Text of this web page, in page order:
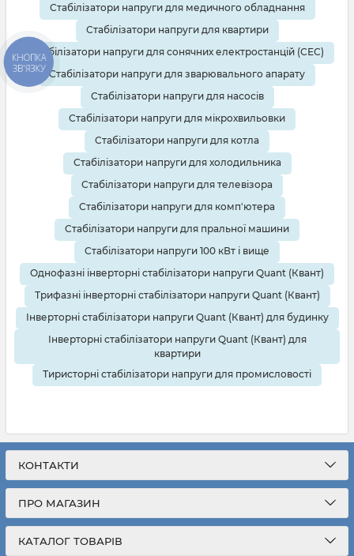
Стабілізатори напруги для медичного обладнання
Стабілізатори напруги для квартири
Стабілізатори напруги для сонячних електростанцій (СЕС)
Стабілізатори напруги для зварювального апарату
Стабілізатори напруги для насосів
Стабілізатори напруги для мікрохвильовки
Стабілізатори напруги для котла
Стабілізатори напруги для холодильника
Стабілізатори напруги для телевізора
Стабілізатори напруги для комп'ютера
Стабілізатори напруги для пральної машини
Стабілізатори напруги 100 кВт і вище
Однофазні інверторні стабілізатори напруги Quant (Квант)
Трифазні інверторні стабілізатори напруги Quant (Квант)
Інверторні стабілізатори напруги Quant (Квант) для будинку
Інверторні стабілізатори напруги Quant (Квант) для
квартири
Тиристорні стабілізатори напруги для промисловості
КОНТАКТИ
ПРО МАГАЗИН
КАТАЛОГ ТОВАРІВ
КНОПКА
ЗВ'ЯЗКУ